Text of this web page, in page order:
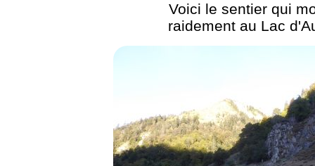
Voici le sentier qui
raidement au Lac